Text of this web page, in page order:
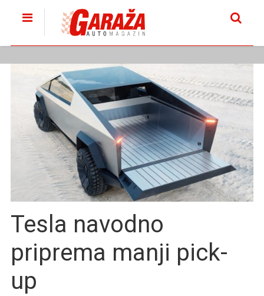
Tesla navodno
priprema manji pick-
up